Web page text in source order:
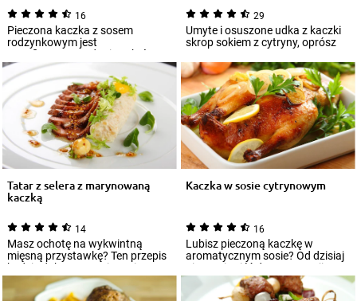
16
Pieczona kaczka z sosem
rodzynkowym jest
wyrafinowanym daniem, którego
nie powstydziłaby się eleg...
29
Umyte i osuszone udka z kaczki
skrop sokiem z cytryny, oprósz
skórką...
Tatar z selera z marynowaną
kaczką
14
Masz ochotę na wykwintną
mięsną przystawkę? Ten przepis
będzie dobrym rozwiązaniem.
Tatar z seler...
Kaczka w sosie cytrynowym
16
Lubisz pieczoną kaczkę w
aromatycznym sosie? Od dzisiaj
nie musisz iść do restauracji,
żeby jej s...